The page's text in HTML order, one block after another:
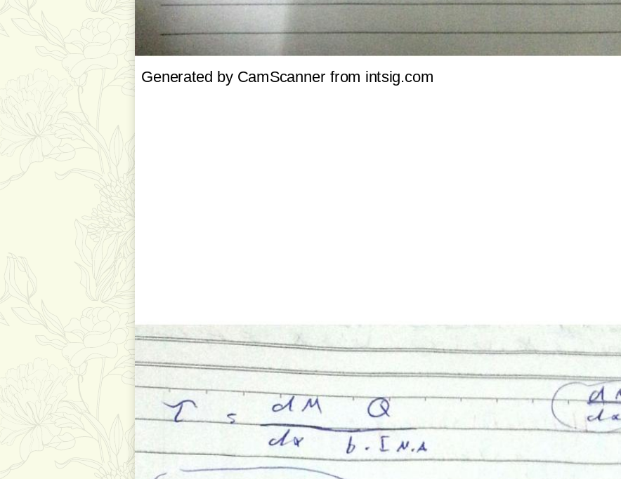
Generated by CamScanner from intsig.com